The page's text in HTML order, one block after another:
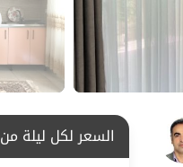
السعر لكل ليلة من